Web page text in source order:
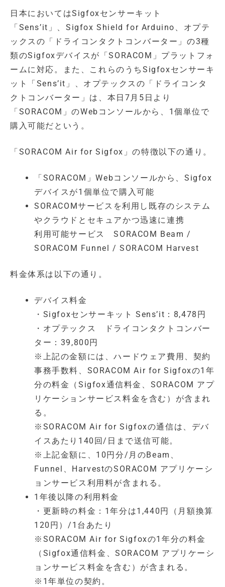
日本においてはSigfoxセンサーキット
「Sens’it」、Sigfox Shield for Arduino、オプテ
ックスの「ドライコンタクトコンバーター」の3種
類のSigfoxデバイスが「SORACOM」プラットフォ
ームに対応。また、これらのうちSigfoxセンサーキ
ット「Sens’it」、オプテックスの「ドライコンタ
クトコンバーター」は、本日7月5日より
「SORACOM」のWebコンソールから、1個単位で
購入可能だという。
「SORACOM Air for Sigfox」の特徴以下の通り。
「SORACOM」Webコンソールから、Sigfox
デバイスが1個単位で購入可能
SORACOMサービスを利用し既存のシステム
やクラウドとセキュアかつ迅速に連携
利用可能サービス SORACOM Beam /
SORACOM Funnel / SORACOM Harvest
料金体系は以下の通り。
デバイス料金
・Sigfoxセンサーキット Sens’it：8,478円
・オプテックス ドライコンタクトコンバー
ター：39,800円
※上記の金額には、ハードウェア費用、契約
事務手数料、SORACOM Air for Sigfoxの1年
分の料金（Sigfox通信料金、SORACOM アプ
リケーションサービス料金を含む）が含まれ
る。
※SORACOM Air for Sigfoxの通信は、デバ
イスあたり140回/日まで送信可能。
※上記金額に、10円分/月のBeam、
Funnel、HarvestのSORACOM アプリケーシ
ョンサービス利用料が含まれる。
1年後以降の利用料金
・更新時の料金：1年分は1,440円（月額換算
120円）/1台あたり
※SORACOM Air for Sigfoxの1年分の料金
（Sigfox通信料金、SORACOM アプリケーシ
ョンサービス料金を含む）が含まれる。
※1年単位の契約。